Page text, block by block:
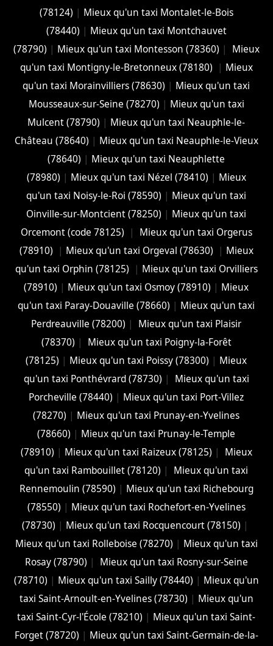
(78124) | Mieux qu'un taxi Montalet-le-Bois
(78440) | Mieux qu'un taxi Montchauvet
(78790) | Mieux qu'un taxi Montesson (78360) |
Mieux
qu'un taxi Montigny-le-Bretonneux (78180)
| Mieux
qu'un taxi Morainvilliers (78630) | Mieux qu'un taxi
Mousseaux-sur-Seine (78270) | Mieux qu'un taxi
Mulcent (78790) | Mieux qu'un taxi Neauphle-le-
Château (78640) | Mieux qu'un taxi Neauphle-le-Vieux
(78640) | Mieux qu'un taxi Neauphlette
(78980) | Mieux qu'un taxi Nézel (78410) | Mieux
qu'un taxi Noisy-le-Roi (78590) | Mieux qu'un taxi
Oinville-sur-Montcient (78250) | Mieux qu'un taxi
Orcemont (code 78125)
|
Mieux qu'un taxi Orgerus
(78910)
| Mieux qu'un taxi Orgeval (78630) | Mieux
qu'un taxi Orphin (78125)
| Mieux qu'un taxi Orvilliers
(78910) | Mieux qu'un taxi Osmoy (78910) | Mieux
qu'un taxi Paray-Douaville (78660) | Mieux qu'un taxi
Perdreauville (78200) |
Mieux qu'un taxi Plaisir
(78370) |
Mieux qu'un taxi Poigny-la-Forêt
(78125) | Mieux qu'un taxi Poissy (78300) | Mieux
qu'un taxi Ponthévrard (78730) |
Mieux qu'un taxi
Porcheville (78440) | Mieux qu'un taxi Port-Villez
(78270) | Mieux qu'un taxi Prunay-en-Yvelines
(78660) | Mieux qu'un taxi Prunay-le-Temple
(78910) | Mieux qu'un taxi Raizeux (78125) |
Mieux
qu'un taxi Rambouillet (78120) |
Mieux qu'un taxi
Rennemoulin (78590) | Mieux qu'un taxi Richebourg
(78550) | Mieux qu'un taxi Rochefort-en-Yvelines
(78730) | Mieux qu'un taxi Rocquencourt (78150) |
Mieux qu'un taxi Rolleboise (78270) | Mieux qu'un taxi
Rosay (78790) |
Mieux qu'un taxi Rosny-sur-Seine
(78710) | Mieux qu'un taxi Sailly (78440) | Mieux qu'un
taxi Saint-Arnoult-en-Yvelines (78730) | Mieux qu'un
taxi Saint-Cyr-l'École (78210) | Mieux qu'un taxi Saint-
Forget (78720) | Mieux qu'un taxi Saint-Germain-de-la-